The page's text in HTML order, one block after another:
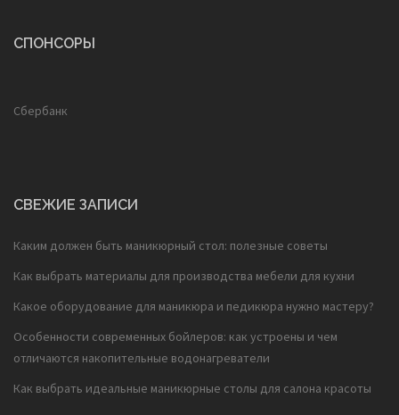
СПОНСОРЫ
Сбербанк
СВЕЖИЕ ЗАПИСИ
Каким должен быть маникюрный стол: полезные советы
Как выбрать материалы для производства мебели для кухни
Какое оборудование для маникюра и педикюра нужно мастеру?
Особенности современных бойлеров: как устроены и чем
отличаются накопительные водонагреватели
Как выбрать идеальные маникюрные столы для салона красоты